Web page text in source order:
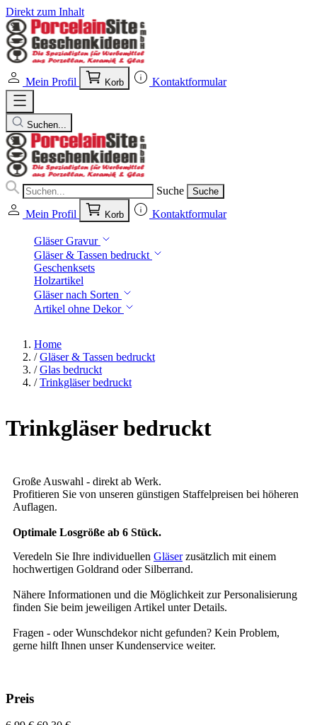
Direkt zum Inhalt
Mein Profil Korb Kontaktformular
Suchen...
Suche Suche
Mein Profil Korb Kontaktformular
Gläser Gravur
Gläser & Tassen bedruckt
Geschenksets
Holzartikel
Gläser nach Sorten
Artikel ohne Dekor
Home
/ Gläser & Tassen bedruckt
/ Glas bedruckt
/ Trinkgläser bedruckt
Trinkgläser bedruckt
Große Auswahl - direkt ab Werk.
Profitieren Sie von unseren günstigen Staffelpreisen bei höheren
Auflagen.
Optimale Losgröße ab 6 Stück.
Veredeln Sie Ihre individuellen Gläserzusätzlich mit einem
hochwertigen Goldrand oder Silberrand.
Nähere Informationen und die Möglichkeit zur Personalisierung
finden Sie beim jeweiligen Artikel unter Details.
Fragen - oder Wunschdekor nicht gefunden? Kein Problem,
gerne hilft Ihnen unser Kundenservice weiter.
Preis